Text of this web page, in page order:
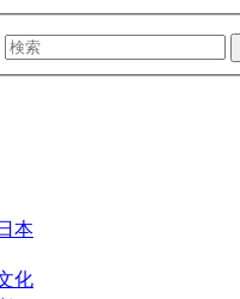
本
化